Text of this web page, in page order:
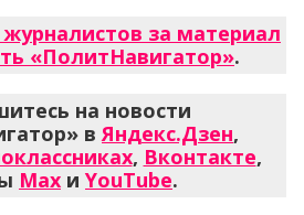
за материал
«ПолитНавигатор».
на новости
вЯндекс.Дзен,
, Вконтакте,
Max и YouTube.